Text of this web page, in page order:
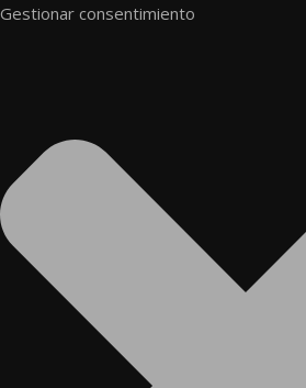
Gestionar consentimiento